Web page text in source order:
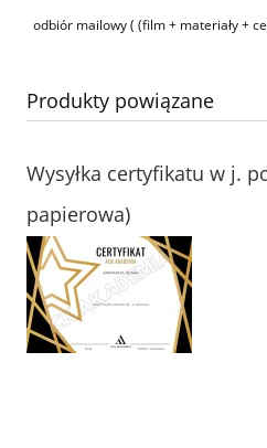
odbiór mailowy( (film + materiały +
Produkty powiązane
Wysyłka certyfikatu w j.
papierowa)